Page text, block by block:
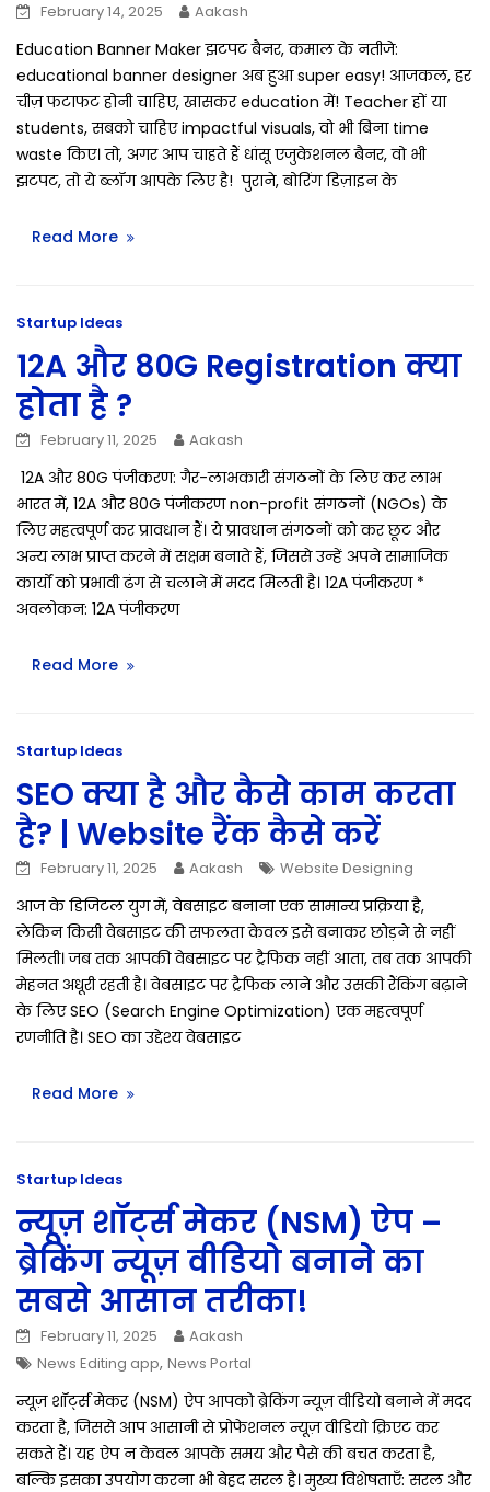
February 14, 2025 Aakash
Education Banner Maker झटपट बैनर, कमाल के नतीजे:
educational banner designer अब हुआ super easy! आजकल, हर
चीज़ फटाफट होनी चाहिए, खासकर education में! Teacher हों या
students, सबको चाहिए impactful visuals, वो भी बिना time
waste किए। तो, अगर आप चाहते हैं धांसू एजुकेशनल बैनर, वो भी
झटपट, तो ये ब्लॉग आपके लिए है! पुराने, बोरिंग डिज़ाइन के
Read More
Startup Ideas
12A और 80G Registration क्या
होता है ?
February 11, 2025 Aakash
12A और 80G पंजीकरण: गैर-लाभकारी संगठनों के लिए कर लाभ
भारत में, 12A और 80G पंजीकरण non-profit संगठनों (NGOs) के
लिए महत्वपूर्ण कर प्रावधान हैं। ये प्रावधान संगठनों को कर छूट और
अन्य लाभ प्राप्त करने में सक्षम बनाते हैं, जिससे उन्हें अपने सामाजिक
कार्यों को प्रभावी ढंग से चलाने में मदद मिलती है। 12A पंजीकरण *
अवलोकन: 12A पंजीकरण
Read More
Startup Ideas
SEO क्या है और कैसे काम करता
है? | Website रैंक कैसे करें
February 11, 2025 Aakash Website Designing
आज के डिजिटल युग में, वेबसाइट बनाना एक सामान्य प्रक्रिया है,
लेकिन किसी वेबसाइट की सफलता केवल इसे बनाकर छोड़ने से नहीं
मिलती। जब तक आपकी वेबसाइट पर ट्रैफिक नहीं आता, तब तक आपकी
मेहनत अधूरी रहती है। वेबसाइट पर ट्रैफिक लाने और उसकी रैंकिंग बढ़ाने
के लिए SEO (Search Engine Optimization) एक महत्वपूर्ण
रणनीति है। SEO का उद्देश्य वेबसाइट
Read More
Startup Ideas
न्यूज़ शॉर्ट्स मेकर (NSM) ऐप –
ब्रेकिंग न्यूज़ वीडियो बनाने का
सबसे आसान तरीका!
February 11, 2025
Aakash
News Editing app, News Portal
न्यूज़ शॉर्ट्स मेकर (NSM) ऐप आपको ब्रेकिंग न्यूज़ वीडियो बनाने में मदद
करता है, जिससे आप आसानी से प्रोफेशनल न्यूज़ वीडियो क्रिएट कर
सकते हैं। यह ऐप न केवल आपके समय और पैसे की बचत करता है,
बल्कि इसका उपयोग करना भी बेहद सरल है। मुख्य विशेषताएँ: सरल और